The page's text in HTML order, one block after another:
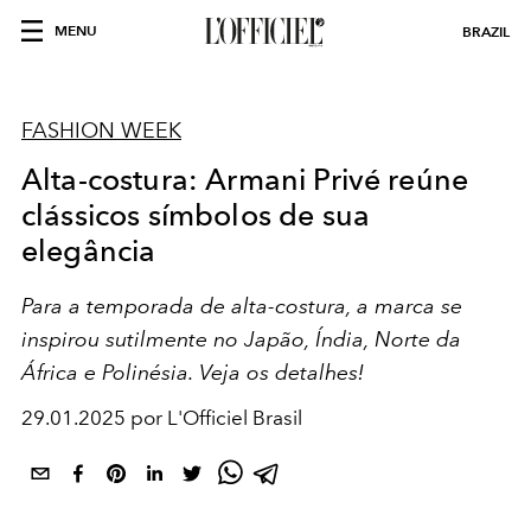
MENU BRAZIL
FASHION WEEK
Alta-costura: Armani Privé reúne
clássicos símbolos de sua
elegância
Para a temporada de alta-costura, a marca se
inspirou sutilmente no Japão, Índia, Norte da
África e Polinésia. Veja os detalhes!
29.01.2025 por L'Officiel Brasil